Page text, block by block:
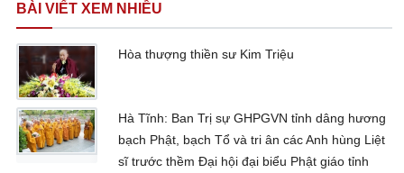
BÀI VIẾT XEM NHIỀU
Hòa thượng thiền sư Kim Triệu
Hà Tĩnh: Ban Trị sự GHPGVN tỉnh dâng hương
bạch Phật, bạch Tổ và tri ân các Anh hùng Liệt
sĩ trước thềm Đại hội đại biểu Phật giáo tỉnh